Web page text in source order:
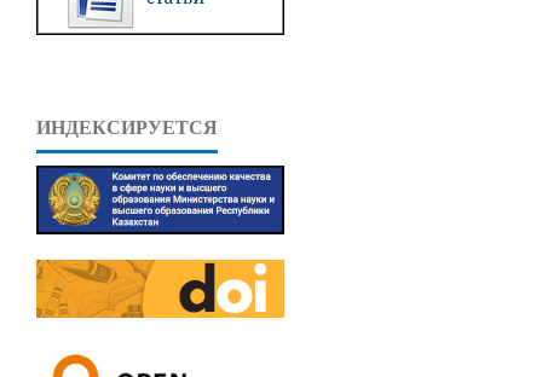
ИНДЕКСИРУЕТСЯ